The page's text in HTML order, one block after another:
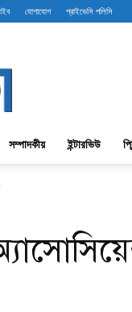
যোগাযোগ প্রাইভেসি পলিসি
সম্পাদকীয় ইন্টারভিউ